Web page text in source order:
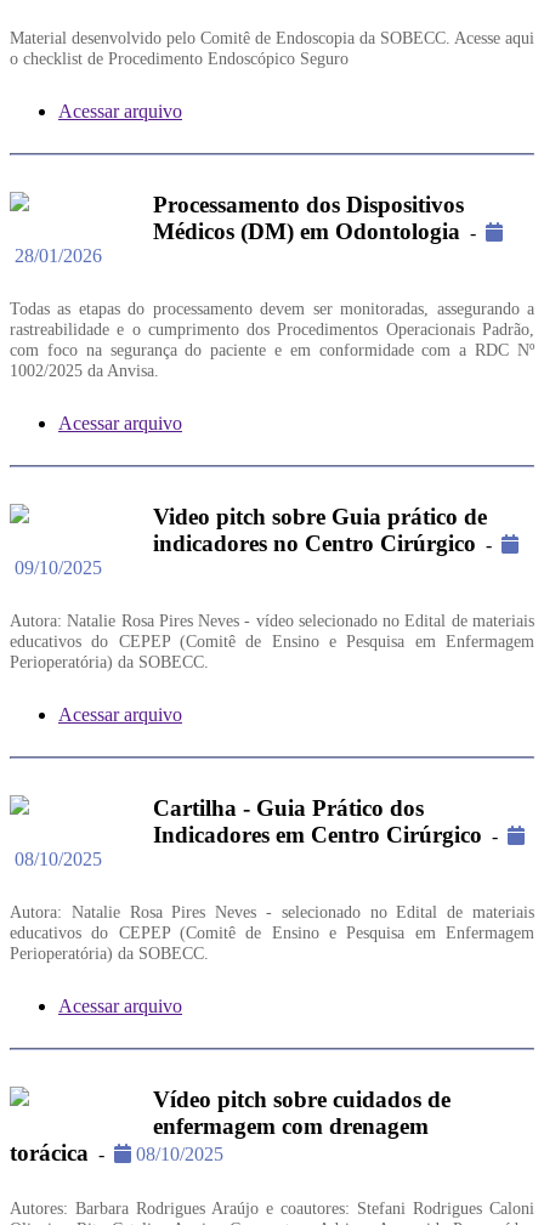
Material desenvolvido pelo Comitê de Endoscopia da SOBECC. Acesse aqui
o checklist de Procedimento Endoscópico Seguro
Acessar arquivo
Processamento dos Dispositivos
Médicos (DM) em Odontologia -
28/01/2026
Todas as etapas do processamento devem ser monitoradas, assegurando a
rastreabilidade e o cumprimento dos Procedimentos Operacionais Padrão,
com foco na segurança do paciente e em conformidade com a RDC Nº
1002/2025 da Anvisa.
Acessar arquivo
Video pitch sobre Guia prático de
indicadores no Centro Cirúrgico -
09/10/2025
Autora: Natalie Rosa Pires Neves - vídeo selecionado no Edital de materiais
educativos do CEPEP (Comitê de Ensino e Pesquisa em Enfermagem
Perioperatória) da SOBECC.
Acessar arquivo
Cartilha - Guia Prático dos
Indicadores em Centro Cirúrgico -
08/10/2025
Autora: Natalie Rosa Pires Neves - selecionado no Edital de materiais
educativos do CEPEP (Comitê de Ensino e Pesquisa em Enfermagem
Perioperatória) da SOBECC.
Acessar arquivo
Vídeo pitch sobre cuidados de
enfermagem com drenagem
torácica - 08/10/2025
Autores: Barbara Rodrigues Araújo e coautores: Stefani Rodrigues Caloni